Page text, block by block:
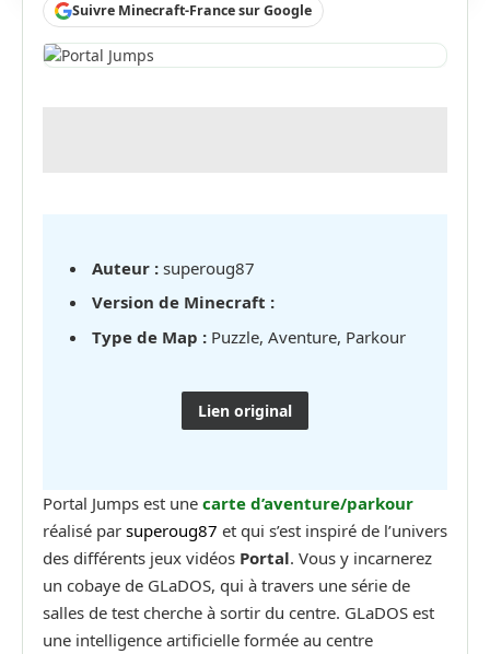
Suivre Minecraft-France sur Google
Auteur : superoug87
Version de Minecraft :
Type de Map : Puzzle, Aventure, Parkour
Lien original
Portal Jumps est une carte d’aventure/parkour
réalisé par superoug87 et qui s’est inspiré de l’univers
des différents jeux vidéos Portal. Vous y incarnerez
un cobaye de GLaDOS, qui à travers une série de
salles de test cherche à sortir du centre. GLaDOS est
une intelligence artificielle formée au centre